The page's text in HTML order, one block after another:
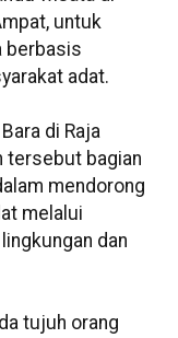
untuk
berbasis
adat.
di Raja
tersebut bagian
mendorong
melalui
dan
tujuh orang